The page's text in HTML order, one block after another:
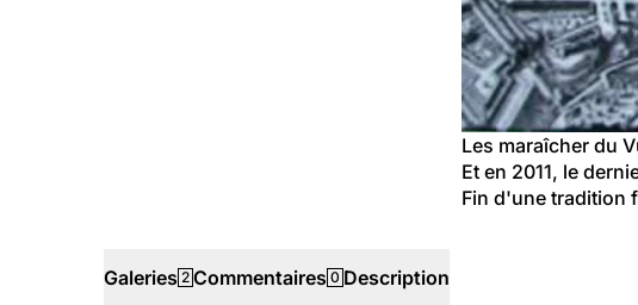
Les maraîcher du
Et en 2011, le
Fin d'une tradition
Galeries 2 Commentaires 0 Description